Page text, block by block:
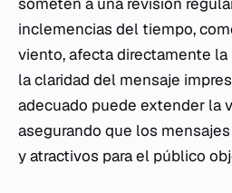
inclemencias del tiempo,
viento, afecta directamente
la claridad del mensaje
adecuado puede extender la
asegurando que los
y atractivos para el público